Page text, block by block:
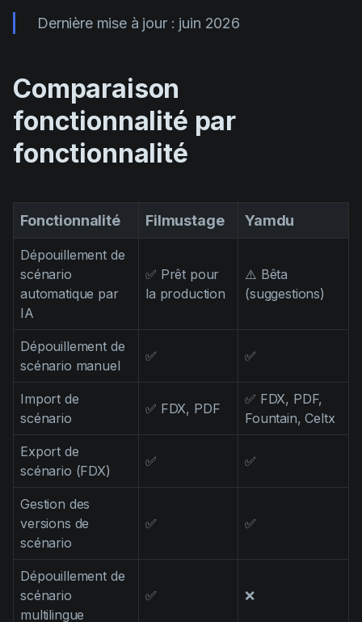
VFX
Vertical Drama
Dernière mise à jour : juin 2026
Comparaison
fonctionnalité par
fonctionnalité
Fonctionnalité Filmustage Yamdu
Dépouillement de
scénario
automatique par
IA
✅ Prêt pour
la production
⚠️ Bêta
(suggestions)
Dépouillement de
scénario manuel
✅ ✅
Import de
scénario
✅ FDX, PDF
✅ FDX, PDF,
Fountain, Celtx
Export de
scénario (FDX)
✅ ✅
Gestion des
versions de
scénario
✅ ✅
Dépouillement de
scénario
multilingue
✅ ❌